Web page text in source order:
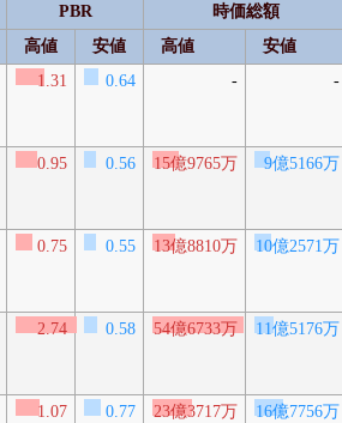
PBR
時価総額
高値 安値 高値
安値
1.31 0.64 - -
0.95 0.56 15億9765万 9億5166万
0.75 0.55 13億8810万 10億2571万
2.74 0.58 54億6733万 11億5176万
1.07 0.77 23億3717万 16億7756万